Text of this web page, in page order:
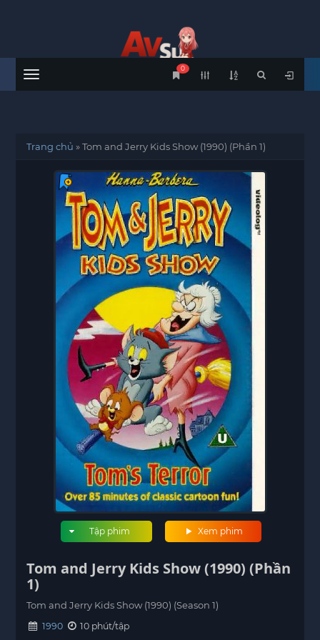
Menu
0
Trang chủ »Tom and Jerry Kids Show (1990) (Phần 1)
Xem phim
Tập phim
Tom and Jerry Kids Show (1990) (Phần
1)
Tom and Jerry Kids Show (1990) (Season 1)
1990
10 phút/tập